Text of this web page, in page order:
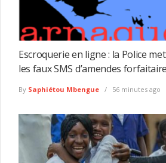
Escroquerie en ligne : la Police
les faux SMS d’amendes
By Saphiétou Mbengue 56 minutes ago